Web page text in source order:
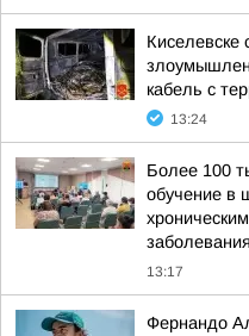
Киселевске
кабель с
13:24
Более 100
обучение в
13:17
Фернандо